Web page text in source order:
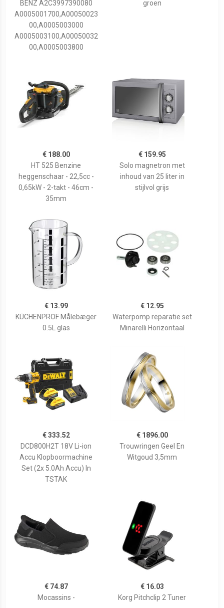
BENZ A2C3997390080
A0005001700,A00050023
00,A0005003000
A0005003100,A00050032
00,A0005003800
groen
€ 188.00
HT 525 Benzine
heggenschaar - 22,5cc -
0,65kW - 2-takt - 46cm -
35mm
€ 159.95
Solo magnetron met
inhoud van 25 liter in
stijlvol grijs
€ 13.99
KÜCHENPROF Målebæger
0.5L glas
€ 12.95
Waterpomp reparatie set
Minarelli Horizontaal
€ 333.52
DCD800H2T 18V Li-ion
Accu Klopboormachine
Set (2x 5.0Ah Accu) In
TSTAK
€ 1896.00
Trouwringen Geel En
Witgoud 3,5mm
€ 74.87
Mocassins -
€ 16.03
Korg Pitchclip 2 Tuner